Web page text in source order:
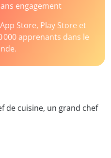
engagement
Store, Play Store et
000 apprenants dans le
de cuisine, un grand chef